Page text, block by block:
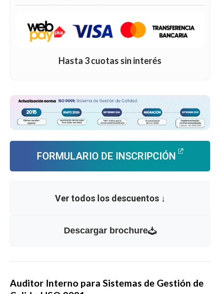
FORMULARIO DE INSCRIPCIÓN
Ver todos los descuentos ↓
Descargar brochure
Auditor Interno para Sistemas de Gestión de